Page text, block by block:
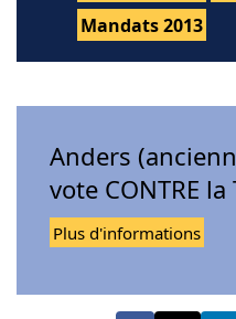
Mandats 2013
Anders
vote CONTRE
Plus d'informations